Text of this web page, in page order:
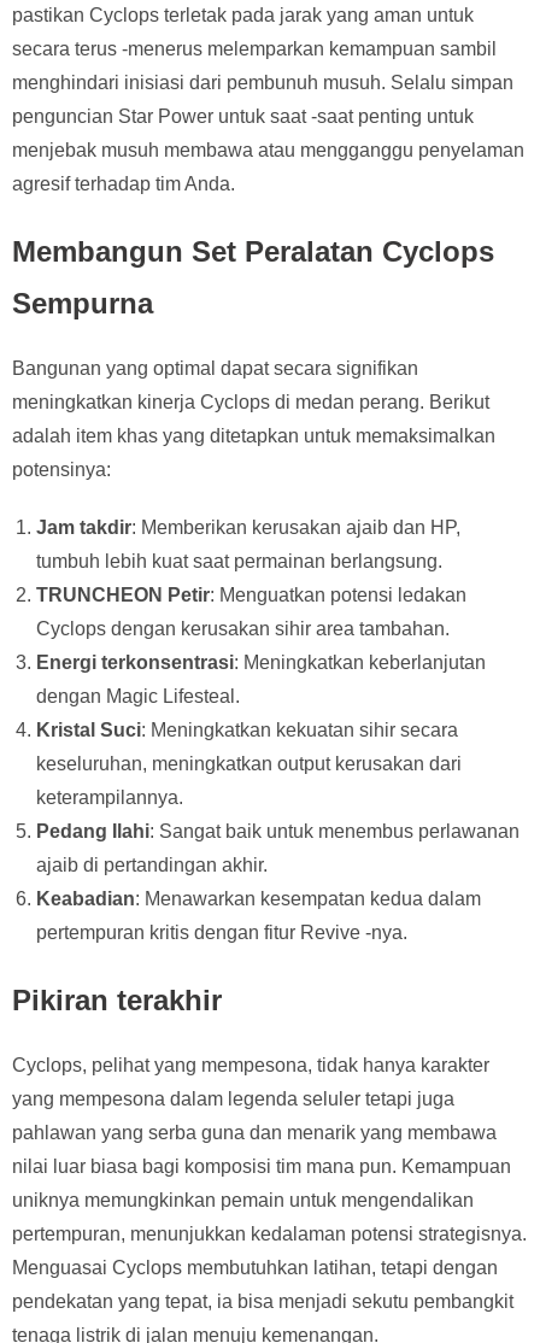
pastikan Cyclops terletak pada jarak yang aman untuk
secara terus -menerus melemparkan kemampuan sambil
menghindari inisiasi dari pembunuh musuh. Selalu simpan
penguncian Star Power untuk saat -saat penting untuk
menjebak musuh membawa atau mengganggu penyelaman
agresif terhadap tim Anda.
Membangun Set Peralatan Cyclops
Sempurna
Bangunan yang optimal dapat secara signifikan
meningkatkan kinerja Cyclops di medan perang. Berikut
adalah item khas yang ditetapkan untuk memaksimalkan
potensinya:
Jam takdir: Memberikan kerusakan ajaib dan HP,
tumbuh lebih kuat saat permainan berlangsung.
TRUNCHEON Petir: Menguatkan potensi ledakan
Cyclops dengan kerusakan sihir area tambahan.
Energi terkonsentrasi: Meningkatkan keberlanjutan
dengan Magic Lifesteal.
Kristal Suci: Meningkatkan kekuatan sihir secara
keseluruhan, meningkatkan output kerusakan dari
keterampilannya.
Pedang Ilahi: Sangat baik untuk menembus perlawanan
ajaib di pertandingan akhir.
Keabadian: Menawarkan kesempatan kedua dalam
pertempuran kritis dengan fitur Revive -nya.
Pikiran terakhir
Cyclops, pelihat yang mempesona, tidak hanya karakter
yang mempesona dalam legenda seluler tetapi juga
pahlawan yang serba guna dan menarik yang membawa
nilai luar biasa bagi komposisi tim mana pun. Kemampuan
uniknya memungkinkan pemain untuk mengendalikan
pertempuran, menunjukkan kedalaman potensi strategisnya.
Menguasai Cyclops membutuhkan latihan, tetapi dengan
pendekatan yang tepat, ia bisa menjadi sekutu pembangkit
tenaga listrik di jalan menuju kemenangan.